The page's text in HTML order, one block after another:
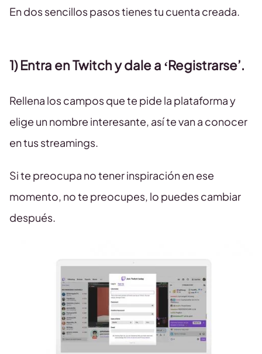
En dos sencillos pasos tienes tu cuenta creada.
1) Entra en Twitch y dale a ‘Registrarse’.
Rellena los campos que te pide la plataforma y
elige un nombre interesante, así te van a conocer
en tus streamings.
Si te preocupa no tener inspiración en ese
momento, no te preocupes, lo puedes cambiar
después.